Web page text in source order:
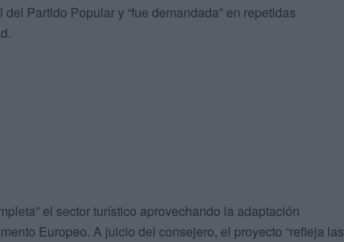
Partido Popular y “fue demandada” en repetidas
el sector turístico aprovechando la adaptación
Europeo. A juicio del consejero, el proyecto “refleja las